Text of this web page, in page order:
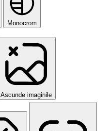
Monocrom
Ascunde imaginile